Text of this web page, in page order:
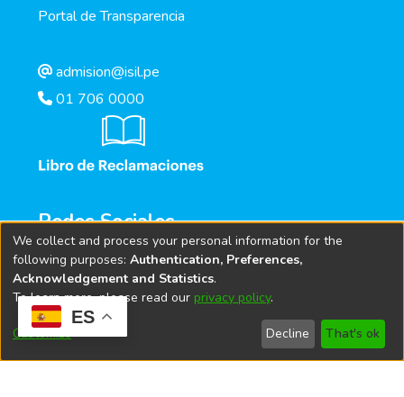
ES
Portal de Transparencia
admision@isil.pe
01 706 0000
Redes Sociales
We collect and process your personal information for the
following purposes: Authentication, Preferences,
Acknowledgement and Statistics.
To learn more, please read our privacy policy.
Customize Decline That's ok